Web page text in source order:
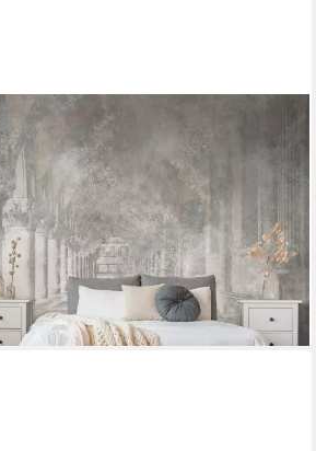
III Tapete Antik Motivtapete Gemälde
Vliestapete Beton für Schlafzimmer
Design Flur
bei dir